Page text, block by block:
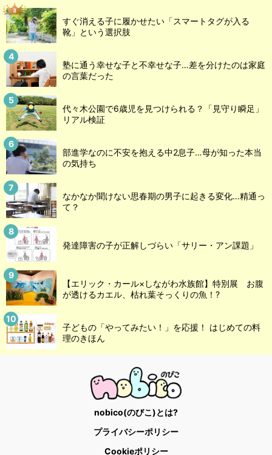
すぐ消える子に履かせたい「スマートタグが入る
靴」という選択肢
塾に通う幸せな子と不幸せな子…差を分けたのは家庭
の言葉だった
代々木公園で6歳児を見つけられる？「見守り瞬足」
リアル検証
部進学なのに不安を抱える中2息子…母が知った本当
の気持ち
なかなか聞けない思春期の男子に起きる変化…精通っ
て？
発達障害の子が正解しづらい「サリー・アン課題」
【エリック・カール×しながわ水族館】特別展 お腹
が透けるカエル、枯れ葉そっくりの魚！?
子どもの「やってみたい！」を応援！ はじめての料
理のきほん
nobico(のびこ)とは?
プライバシーポリシー
Cookieポリシー